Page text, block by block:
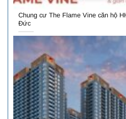
Chung cư The Flame Vine căn hộ
Đức